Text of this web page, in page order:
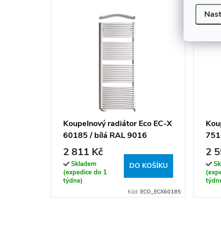
Koupelnový radiátor Eco EC-X
60185 / bílá RAL 9016
(185x60 cm)
2 811 Kč
Skladem
(expedice do 1
týdne)
DO KOŠÍKU
Kód: ECO_ECX60185
2